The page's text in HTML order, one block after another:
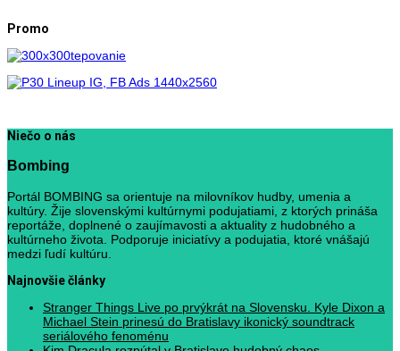
Promo
Niečo o nás
Bombing
Portál BOMBING sa orientuje na milovníkov hudby, umenia a
kultúry. Žije slovenskými kultúrnymi podujatiami, z ktorých prináša
reportáže, doplnené o zaujímavosti a aktuality z hudobného a
kultúrneho života. Podporuje iniciatívy a podujatia, ktoré vnášajú
medzi ľudí kultúru.
Najnovšie články
Stranger Things Live po prvýkrát na Slovensku. Kyle Dixon a
Michael Stein prinesú do Bratislavy ikonický soundtrack
seriálového fenoménu